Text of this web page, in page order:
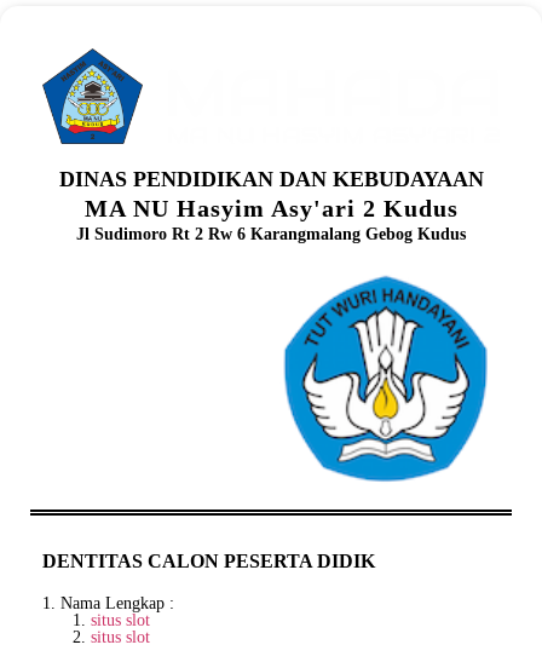
DINAS PENDIDIKAN DAN KEBUDAYAAN
MA NU Hasyim Asy'ari 2 Kudus
Jl Sudimoro Rt 2 Rw 6 Karangmalang Gebog Kudus
DENTITAS CALON PESERTA DIDIK
1. Nama Lengkap :
situs slot
situs slot